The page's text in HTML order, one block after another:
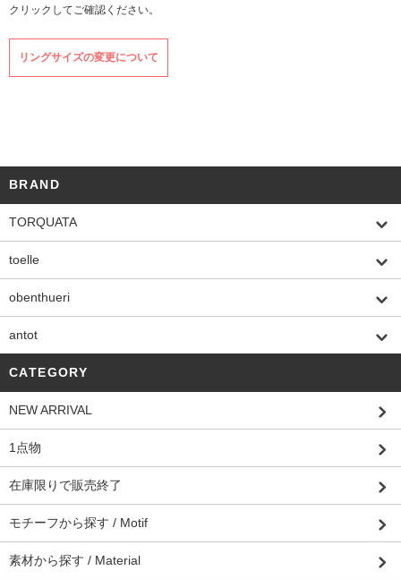
クリックしてご確認ください。
リングサイズの変更について
BRAND
TORQUATA
toelle
obenthueri
antot
CATEGORY
NEW ARRIVAL
1点物
在庫限りで販売終了
モチーフから探す / Motif
素材から探す / Material